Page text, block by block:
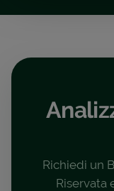
Richiedi un
Riservata